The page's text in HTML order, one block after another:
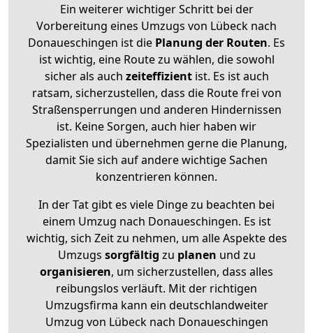
Ein weiterer wichtiger Schritt bei der
Vorbereitung eines Umzugs von Lübeck nach
Donaueschingen ist die Planung der Routen. Es
ist wichtig, eine Route zu wählen, die sowohl
sicher als auch zeiteffizientist. Es ist auch
ratsam, sicherzustellen, dass die Route frei von
Straßensperrungen und anderen Hindernissen
ist. Keine Sorgen, auch hier haben wir
Spezialisten und übernehmen gerne die Planung,
damit Sie sich auf andere wichtige Sachen
konzentrieren können.
In der Tat gibt es viele Dinge zu beachten bei
einem Umzug nach Donaueschingen. Es ist
wichtig, sich Zeit zu nehmen, um alle Aspekte des
Umzugs sorgfältig zu planen und zu
organisieren, um sicherzustellen, dass alles
reibungslos verläuft. Mit der richtigen
Umzugsfirma kann ein deutschlandweiter
Umzug von Lübeck nach Donaueschingen